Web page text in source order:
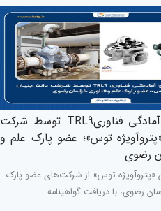
کسب سطح آمادگی فناوریTRL9 توسط شرکت
توس»؛ عضو پارک علم و
رضوی
«پتروآویژه توس» از شرکت‌های عضو پارک
رضوی، با دریافت گواهینامه …